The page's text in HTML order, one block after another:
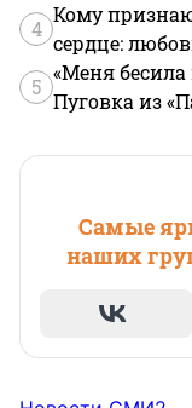
4
Кому
сердце:
5
«Меня бесила
Пуговка из
Самые
наших